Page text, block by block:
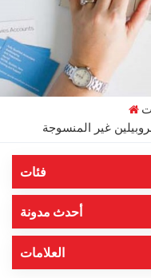
غير المنسوجة
فئات
أحدث مدونة
العلامات